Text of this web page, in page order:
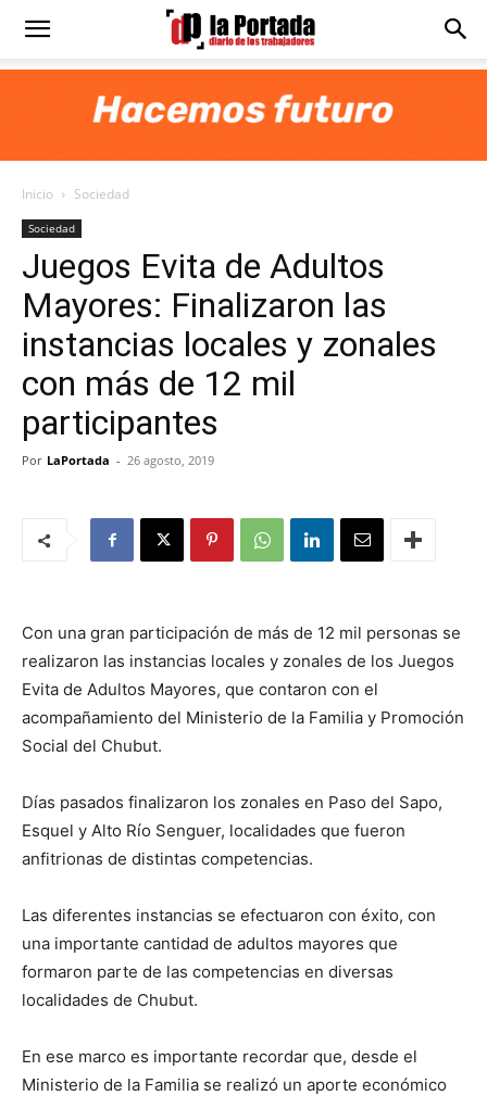
Diario
Portada
Inicio Sociedad
Sociedad
Juegos Evita de Adultos
Mayores: Finalizaron las
instancias locales y zonales
con más de 12 mil
participantes
Por LaPortada - 26 agosto, 2019
Con una gran participación de más de 12 mil personas se
realizaron las instancias locales y zonales de los Juegos
Evita de Adultos Mayores, que contaron con el
acompañamiento del Ministerio de la Familia y Promoción
Social del Chubut.
Días pasados finalizaron los zonales en Paso del Sapo,
Esquel y Alto Río Senguer, localidades que fueron
anfitrionas de distintas competencias.
Las diferentes instancias se efectuaron con éxito, con
una importante cantidad de adultos mayores que
formaron parte de las competencias en diversas
localidades de Chubut.
En ese marco es importante recordar que, desde el
Ministerio de la Familia se realizó un aporte económico